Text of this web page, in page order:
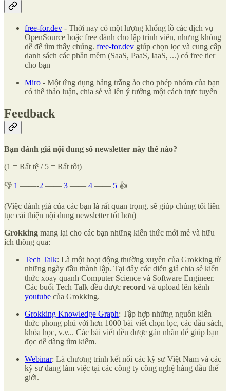
free-for.dev - Thời nay có một lượng khổng lồ các dịch vụ
OpenSource hoặc free dành cho lập trình viên, nhưng không
dễ để tìm thấy chúng. free-for.dev giúp chọn lọc và cung cấp
danh sách các phần mềm (SaaS, PaaS, IaaS, ...) có free tier
cho bạn
Miro - Một ứng dụng bảng trắng ảo cho phép nhóm của bạn
có thể thảo luận, chia sẻ và lên ý tưởng một cách trực tuyến
Feedback
Bạn đánh giá nội dung số newsletter này thế nào?
(1 = Rất tệ / 5 = Rất tốt)
👎 1 ——-2 —— 3 —— 4 —— 5 👍
(Việc đánh giá của các bạn là rất quan trọng, sẽ giúp chúng tôi liên
tục cải thiện nội dung newsletter tốt hơn)
Grokking mang lại cho các bạn những kiến thức mới mẻ và hữu
ích thông qua:
Tech Talk: Là một hoạt động thường xuyên của Grokking từ
những ngày đầu thành lập. Tại đây các diễn giả chia sẻ kiến
thức xoay quanh Computer Science và Software Engineer.
Các buổi Tech Talk đều được record và upload lên kênh
youtube của Grokking.
Grokking Knowledge Graph: Tập hợp những nguồn kiến
thức phong phú với hơn 1000 bài viết chọn lọc, các đầu sách,
khóa học, v.v... Các bài viết đều được gán nhãn để giúp bạn
đọc dễ dàng tìm kiếm.
Webinar: Là chương trình kết nối các kỹ sư Việt Nam và các
kỹ sư đang làm việc tại các công ty công nghệ hàng đầu thế
giới.